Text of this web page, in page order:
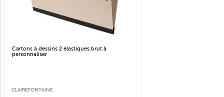
Cartons à dessins 2 élastiques brut à
personnaliser
CLAIREFONTAINE